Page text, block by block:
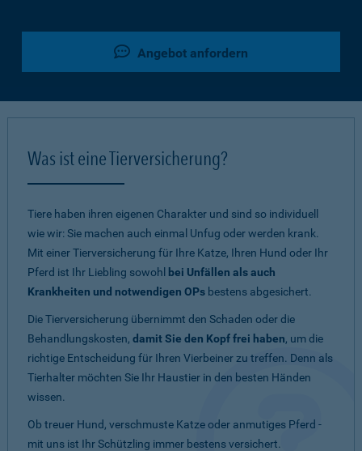
Angebot anfordern
Was ist eine Tierversicherung?
Tiere haben ihren eigenen Charakter und sind so individuell
wie wir: Sie machen auch einmal Unfug oder werden krank.
Mit einer Tierversicherung für Ihre Katze, Ihren Hund oder Ihr
Pferd ist Ihr Liebling sowohl
bei Unfällen als auch
Krankheiten und notwendigen OPs bestens abgesichert.
Die Tierversicherung übernimmt den Schaden oder die
Behandlungskosten, damit Sie den Kopf frei haben, um die
richtige Entscheidung für Ihren Vierbeiner zu treffen. Denn als
Tierhalter möchten Sie Ihr Haustier in den besten Händen
wissen.
Ob treuer Hund, verschmuste Katze oder anmutiges Pferd -
mit uns ist Ihr Schützling immer bestens versichert.